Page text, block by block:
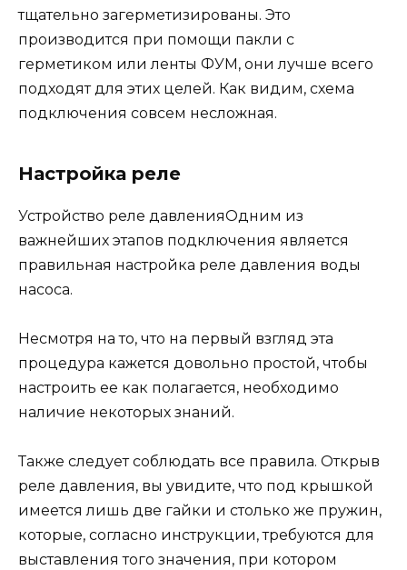
тщательно загерметизированы. Это
производится при помощи пакли с
герметиком или ленты ФУМ, они лучше всего
подходят для этих целей. Как видим, схема
подключения совсем несложная.
Настройка реле
Устройство реле давленияОдним из
важнейших этапов подключения является
правильная настройка реле давления воды
насоса.
Несмотря на то, что на первый взгляд эта
процедура кажется довольно простой, чтобы
настроить ее как полагается, необходимо
наличие некоторых знаний.
Также следует соблюдать все правила. Открыв
реле давления, вы увидите, что под крышкой
имеется лишь две гайки и столько же пружин,
которые, согласно инструкции, требуются для
выставления того значения, при котором